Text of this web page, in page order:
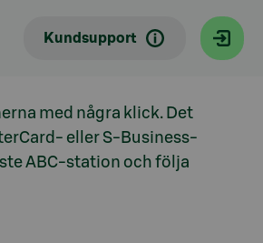
Kundsupport
med några klick. Det
eller S-Business-
ABC-station och följa